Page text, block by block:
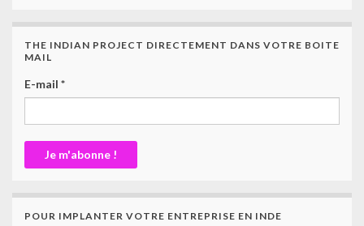
THE INDIAN PROJECT DIRECTEMENT DANS VOTRE BOITE
MAIL
E-mail *
POUR IMPLANTER VOTRE ENTREPRISE EN INDE